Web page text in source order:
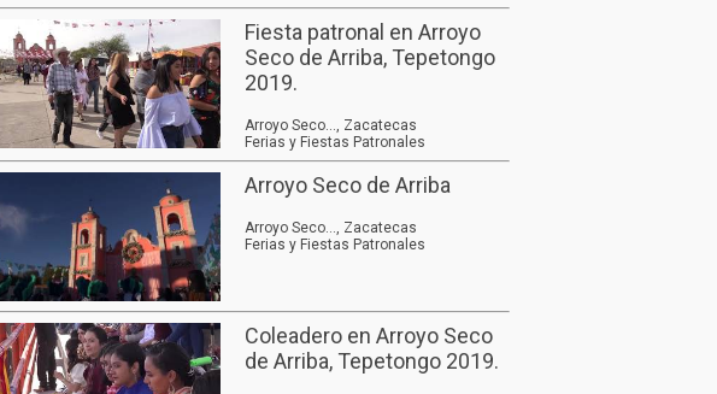
Fiesta patronal en Arroyo
Seco de Arriba, Tepetongo
2019.
Arroyo Seco..., Zacatecas
Ferias y Fiestas Patronales
Arroyo Seco de Arriba
Arroyo Seco..., Zacatecas
Ferias y Fiestas Patronales
Coleadero en Arroyo Seco
de Arriba, Tepetongo 2019.